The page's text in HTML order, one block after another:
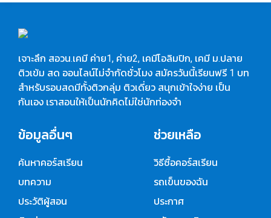
เจาะลึก สอวน.เคมี ค่าย1, ค่าย2, เคมีโอลิมปิก, เคมี ม.ปลาย
ติวเข้ม สด ออนไลน์ไม่จำกัดชั่วโมง สมัครวันนี้เรียนฟรี 1 บท
สำหรับรอบสดมีทั้งติวกลุ่ม ติวเดี่ยว สนุกเข้าใจง่าย เป็น
กันเอง เราสอนให้เป็นนักคิดไม่ใช่นักท่องจำ
ข้อมูลอื่นๆ
ค้นหาคอร์สเรียน
บทความ
ประวัติผู้สอน
ช่วยเหลือ
วิธีซื้อคอร์สเรียน
รถเข็นของฉัน
ประกาศ